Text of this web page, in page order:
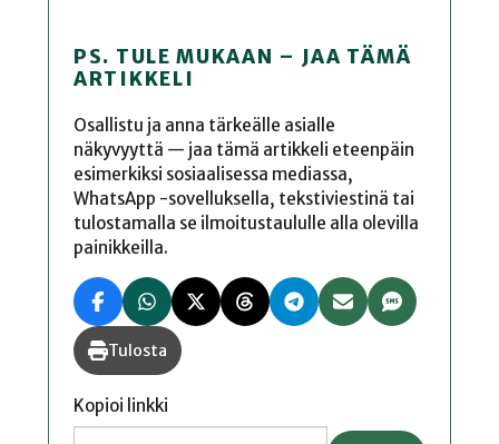
PS. TULE MUKAAN – JAA TÄMÄ
ARTIKKELI
Osallistu ja anna tärkeälle asialle
näkyvyyttä — jaa tämä artikkeli eteenpäin
esimerkiksi sosiaalisessa mediassa,
WhatsApp -sovelluksella, tekstiviestinä tai
tulostamalla se ilmoitustaululle alla olevilla
painikkeilla.
Tulosta
Kopioi linkki